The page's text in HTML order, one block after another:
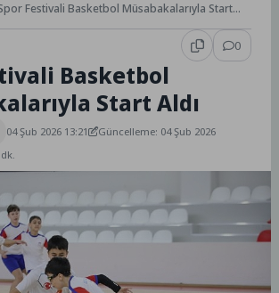
Festivali Basketbol Müsabakalarıyla Start
0
Basketbol
Start Aldı
04 Şub 2026 13:21
Güncelleme: 04 Şub 2026